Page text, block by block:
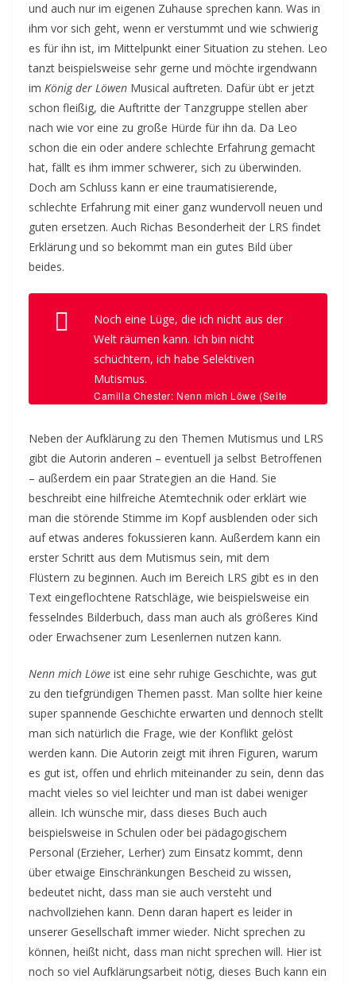
und auch nur im eigenen Zuhause sprechen kann. Was in
ihm vor sich geht, wenn er verstummt und wie schwierig
es für ihn ist, im Mittelpunkt einer Situation zu stehen. Leo
tanzt beispielsweise sehr gerne und möchte irgendwann
im König der Löwen Musical auftreten. Dafür übt er jetzt
schon fleißig, die Auftritte der Tanzgruppe stellen aber
nach wie vor eine zu große Hürde für ihn da. Da Leo
schon die ein oder andere schlechte Erfahrung gemacht
hat, fällt es ihm immer schwerer, sich zu überwinden.
Doch am Schluss kann er eine traumatisierende,
schlechte Erfahrung mit einer ganz wundervoll neuen und
guten ersetzen. Auch Richas Besonderheit der LRS findet
Erklärung und so bekommt man ein gutes Bild über
beides.
Noch eine Lüge, die ich nicht aus der
Welt räumen kann. Ich bin nicht
schüchtern, ich habe Selektiven
Mutismus.
Camilla Chester: Nenn mich Löwe (Seite
116)
Neben der Aufklärung zu den Themen Mutismus und LRS
gibt die Autorin anderen – eventuell ja selbst Betroffenen
– außerdem ein paar Strategien an die Hand. Sie
beschreibt eine hilfreiche Atemtechnik oder erklärt wie
man die störende Stimme im Kopf ausblenden oder sich
auf etwas anderes fokussieren kann. Außerdem kann ein
erster Schritt aus dem Mutismus sein, mit dem
Flüstern zu beginnen. Auch im Bereich LRS gibt es in den
Text eingeflochtene Ratschläge, wie beispielsweise ein
fesselndes Bilderbuch, dass man auch als größeres Kind
oder Erwachsener zum Lesenlernen nutzen kann.
Nenn mich Löwe ist eine sehr ruhige Geschichte, was gut
zu den tiefgründigen Themen passt. Man sollte hier keine
super spannende Geschichte erwarten und dennoch stellt
man sich natürlich die Frage, wie der Konflikt gelöst
werden kann. Die Autorin zeigt mit ihren Figuren, warum
es gut ist, offen und ehrlich miteinander zu sein, denn das
macht vieles so viel leichter und man ist dabei weniger
allein. Ich wünsche mir, dass dieses Buch auch
beispielsweise in Schulen oder bei pädagogischem
Personal (Erzieher, Lerher) zum Einsatz kommt, denn
über etwaige Einschränkungen Bescheid zu wissen,
bedeutet nicht, dass man sie auch versteht und
nachvollziehen kann. Denn daran hapert es leider in
unserer Gesellschaft immer wieder. Nicht sprechen zu
können, heißt nicht, dass man nicht sprechen will. Hier ist
noch so viel Aufklärungsarbeit nötig, dieses Buch kann ein